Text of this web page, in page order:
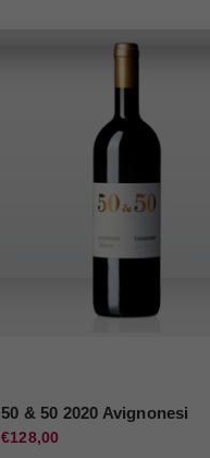
50 & 50 2020 Avignonesi
€128,00